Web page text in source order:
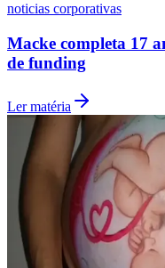
noticias corporativas
Macke completa 17
de funding
Ler matéria